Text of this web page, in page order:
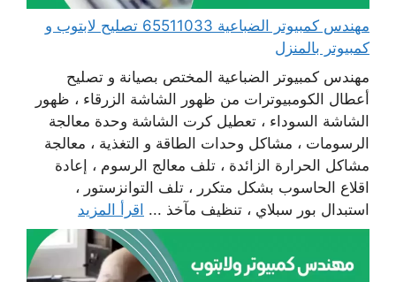
مهندس كمبيوتر الضباعية 65511033 تصليح لابتوب و
كمبيوتر بالمنزل
مهندس كمبيوتر الضباعية المختص بصيانة و تصليح
أعطال الكومبيوترات من ظهور الشاشة الزرقاء ، ظهور
الشاشة السوداء ، تعطيل كرت الشاشة وحدة معالجة
الرسومات ، مشاكل وحدات الطاقة و التغذية ، معالجة
مشاكل الحرارة الزائدة ، تلف معالج الرسوم ، إعادة
اقلاع الحاسوب بشكل متكرر ، تلف التوانزستور ،
استبدال بور سبلاي ، تنظيف مآخذ ... اقرأ المزيد